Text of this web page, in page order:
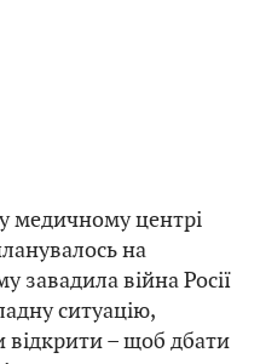
медичному центрі
на
завадила війна Росії
ситуацію,
відкрити – щоб дбати